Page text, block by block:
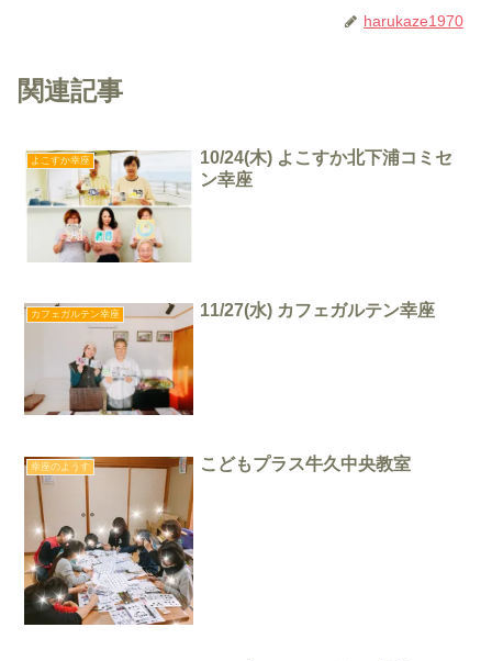
harukaze1970
関連記事
よこすか幸座
10/24(木) よこすか北下浦コミセ
ン幸座
カフェガルテン幸座 11/27(水) カフェガルテン幸座
幸座のようす こどもプラス牛久中央教室